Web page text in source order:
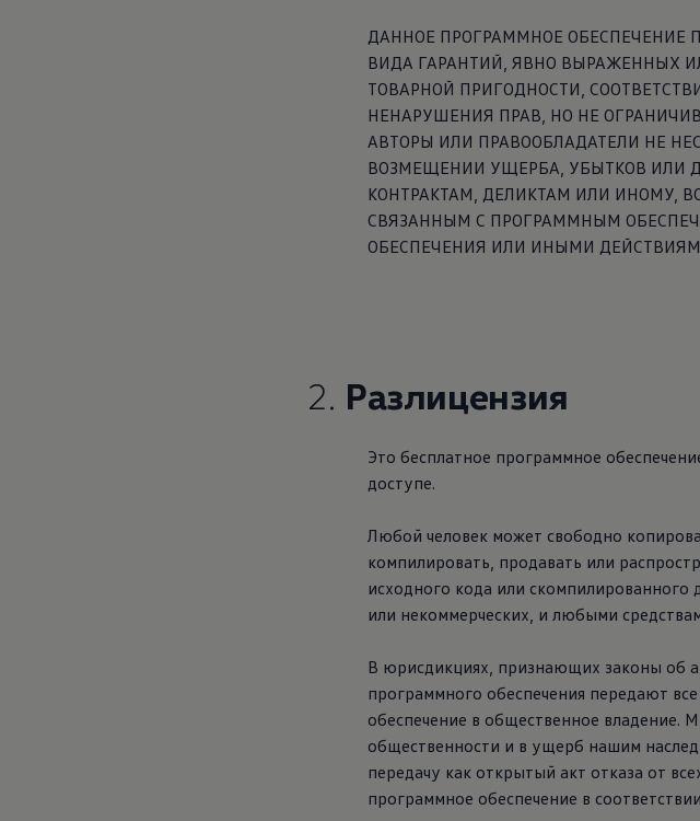
Обновления программного обеспечения
Обновления программного обеспечения для автомобилей с
Отзыв подушек Takata по соображениям безопасности
ДАННОЕ ПРОГРАММНОЕ ОБЕСПЕЧЕНИЕ
ВИДА ГАРАНТИЙ, ЯВНО ВЫРАЖЕННЫХ
ТОВАРНОЙ ПРИГОДНОСТИ,
НЕНАРУШЕНИЯ ПРАВ, НО НЕ
АВТОРЫ ИЛИ ПРАВООБЛАДАТЕЛИ НЕ
ВОЗМЕЩЕНИИ УЩЕРБА, УБЫТКОВ ИЛИ
КОНТРАКТАМ, ДЕЛИКТАМ ИЛИ
СВЯЗАННЫМ С ПРОГРАММНЫМ
ОБЕСПЕЧЕНИЯ ИЛИ ИНЫМИ
2. Разлицензия
Это бесплатное программное
доступе.
Любой человек может свободно
компилировать, продавать или
исходного кода или
или некоммерческих, и любыми
В юрисдикциях, признающих законы об
программного обеспечения передают
обеспечение в общественное
общественности и в ущерб нашим
передачу как открытый акт отказа от
программное обеспечение в